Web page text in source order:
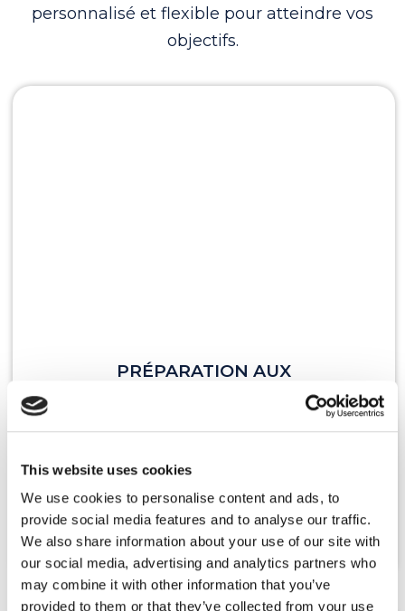
This website uses cookies
We use cookies to personalise content and ads, to
provide social media features and to analyse our traffic.
We also share information about your use of our site with
our social media, advertising and analytics partners who
may combine it with other information that you’ve
provided to them or that they’ve collected from your use
personnalisé et flexible pour atteindre vos
objectifs.
PRÉPARATION AUX
l'examen de certifications d'anglais, comme le
En savoir plus